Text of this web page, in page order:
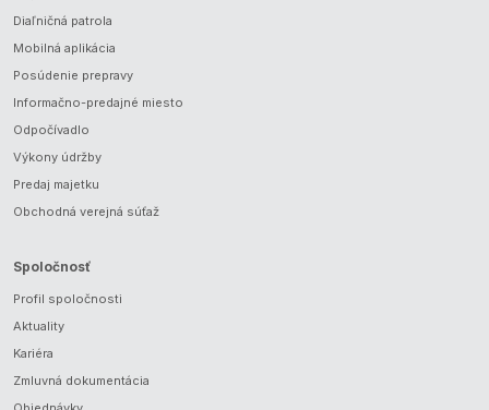
Diaľničná patrola
Mobilná aplikácia
Posúdenie prepravy
Informačno-predajné miesto
Odpočívadlo
Výkony údržby
Predaj majetku
Obchodná verejná súťaž
Spoločnosť
Profil spoločnosti
Aktuality
Kariéra
Zmluvná dokumentácia